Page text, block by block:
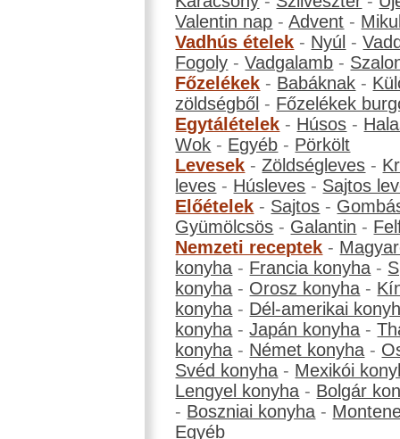
Valentin nap -Advent -
Vadhús ételek - Nyúl -
Fogoly -Vadgalamb -
Főzelékek - Babáknak -
zöldségből - Főzelékek
Egytálételek - Húsos -
Wok - Egyéb - Pörkölt
Levesek -Zöldségleves -
leves - Húsleves - Sajtos
Előételek - Sajtos -
Gyümölcsös - Galantin -
Nemzeti receptek -
konyha - Francia konyha -
konyha - Orosz konyha -
konyha - Dél-amerikai
konyha -Japán konyha -
konyha - Német konyha -
Svéd konyha - Mexikói
Lengyel konyha - Bolgár
- Boszniai konyha -
Egyéb